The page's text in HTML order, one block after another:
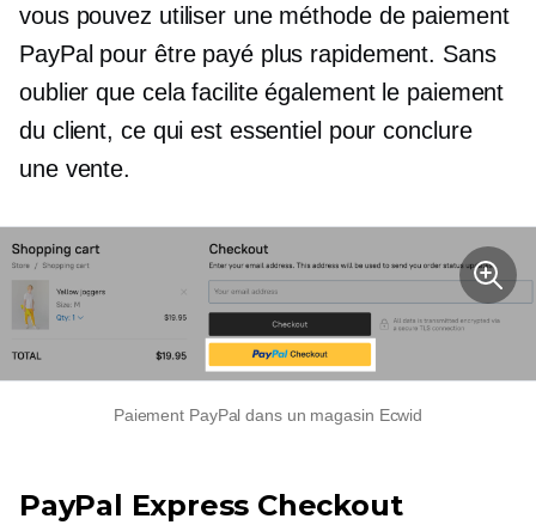
vous pouvez utiliser une méthode de paiement
PayPal pour être payé plus rapidement. Sans
oublier que cela facilite également le paiement
du client, ce qui est essentiel pour conclure
une vente.
Paiement PayPal dans un magasin Ecwid
PayPal Express Checkout